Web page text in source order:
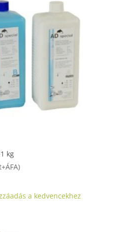
kg
+ÁFA)
a kedvencekhez